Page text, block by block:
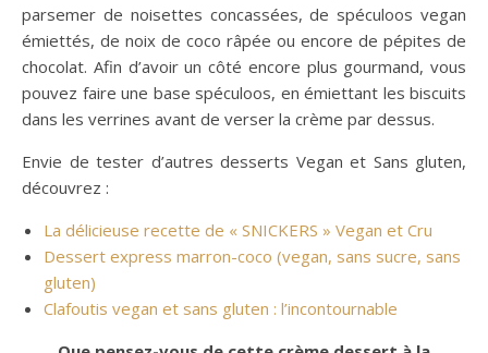
parsemer de noisettes concassées, de spéculoos vegan
émiettés, de noix de coco râpée ou encore de pépites de
chocolat. Afin d’avoir un côté encore plus gourmand, vous
pouvez faire une base spéculoos, en émiettant les biscuits
dans les verrines avant de verser la crème par dessus.
Envie de tester d’autres desserts Vegan et Sans gluten,
découvrez :
La délicieuse recette de « SNICKERS » Vegan et Cru
Dessert express marron-coco (vegan, sans sucre, sans
gluten)
Clafoutis vegan et sans gluten : l’incontournable